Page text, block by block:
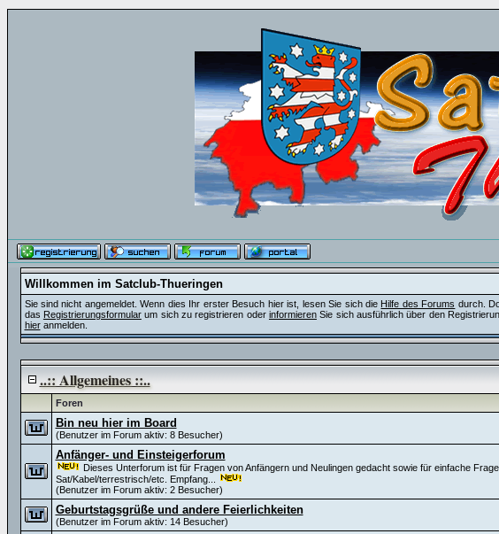
Willkommen im Satclub-Thueringen
Sie sind nicht angemeldet. Wenn dies Ihr erster Besuch hier ist, lesen Sie sich die Hilfe des Forums durch.
das Registrierungsformularum sich zu registrieren oder informierenSie sich ausführlich über den
hieranmelden.
..:: Allgemeines ::..
Foren
Bin neu hier im Board
(Benutzer im Forum aktiv: 8 Besucher)
Anfänger- und Einsteigerforum
Dieses Unterforum ist für Fragen von Anfängern und Neulingen gedacht sowie für einfache
Sat/Kabel/terrestrisch/etc. Empfang...
(Benutzer im Forum aktiv: 2 Besucher)
Geburtstagsgrüße und andere Feierlichkeiten
(Benutzer im Forum aktiv: 14 Besucher)